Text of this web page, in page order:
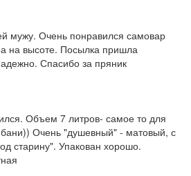
мужу. Очень понравился самовар
на высоте. Посылка пришла
Спасибо за пряник
Объем 7 литров- самое то для
Очень "душевный" - матовый, с
старину". Упакован хорошо.